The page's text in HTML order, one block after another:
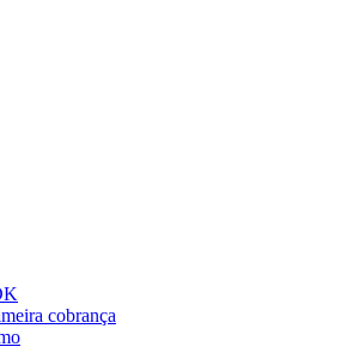
cobrança